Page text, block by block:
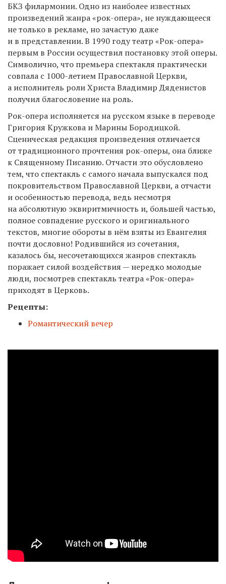
БКЗ филармонии. Одно из наиболее известных
произведений жанра «рок-опера», не нуждающееся
не только в рекламе, но зачастую даже
и в представлении. В 1990 году театр «Рок-опера»
первым в России осуществил постановку этой оперы.
Символично, что премьера спектакля практически
совпала с 1000-летием Православной Церкви,
а исполнитель роли Христа Владимир Дяденистов
получил благословение на роль.
Рок-опера исполняется на русском языке в переводе
Григория Кружкова и Марины Бородицкой.
Сценическая редакция произведения отличается
от традиционного прочтения рок-оперы, она ближе
к Священному Писанию. Отчасти это обусловлено
тем, что спектакль с самого начала выпускался под
покровительством Православной Церкви, а отчасти
и особенностью перевода, ведь несмотря
на абсолютную эквиритмичность и, большей частью,
полное совпадение русского и оригинального
текстов, многие обороты в нём взяты из Евангелия
почти дословно! Родившийся из сочетания,
казалось бы, несочетающихся жанров спектакль
поражает силой воздействия — нередко молодые
люди, посмотрев спектакль театра «Рок-опера»
приходят в Церковь.
Рецепты:
Романтический вечер